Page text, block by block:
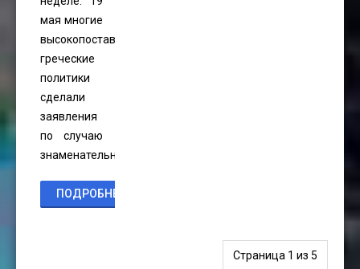
мая многие
высокопоставленные
греческие
политики
сделали
заявления
по случаю
знаменательного
ПОДРОБНЕЕ...
Страница 1 из 5